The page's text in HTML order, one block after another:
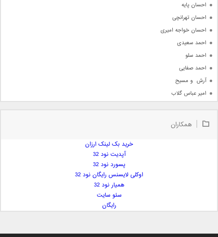
احسان پایه
احسان تهرانچی
احسان خواجه امیری
احمد سعیدی
احمد سلو
احمد صفایی
آرش  و مسیح
امیر عباس گلاب
امیر علی
ایمان فلاح
همکاران
خرید بک لینک ارزان
آپدیت نود 32
پسورد نود 32
اوکلی لایسنس رایگان نود 32
همیار نود 32
سئو سایت
رایگان